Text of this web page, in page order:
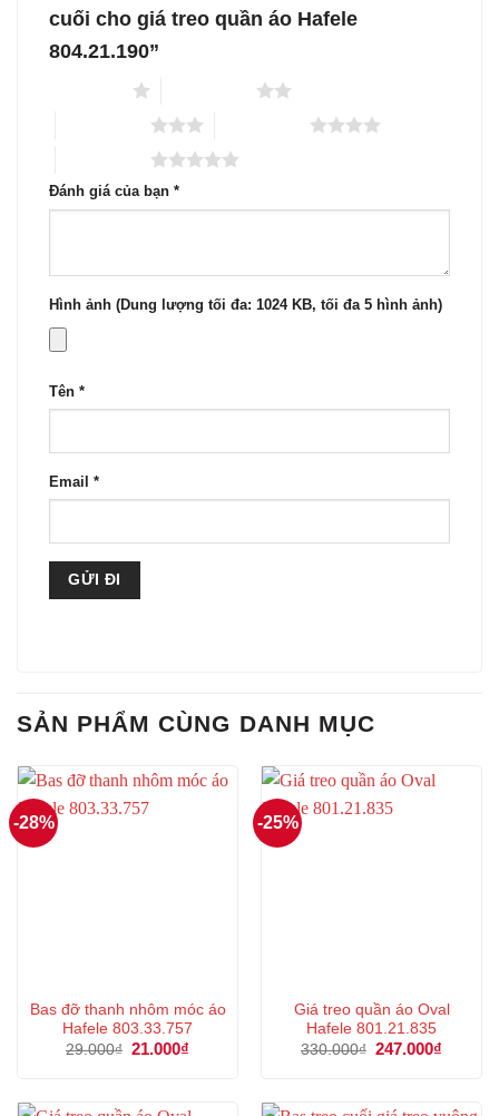
cuối cho giá treo quần áo Hafele
804.21.190”
Đánh giá của bạn *
Hình ảnh (Dung lượng tối đa: 1024 KB, tối đa 5 hình ảnh)
Tên *
Email *
SẢN PHẨM CÙNG DANH MỤC
-28%
Bas đỡ thanh nhôm móc áo
Hafele 803.33.757
29.000₫ Giá
21.000₫
-25%
Giá treo quần áo Oval
Hafele 801.21.835
330.000₫ Giá
247.000₫